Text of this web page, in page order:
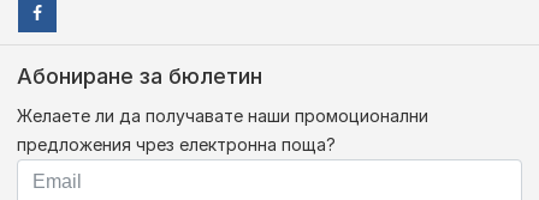
Абониране за бюлетин
Желаете ли да получавате наши промоционални
предложения чрез електронна поща?